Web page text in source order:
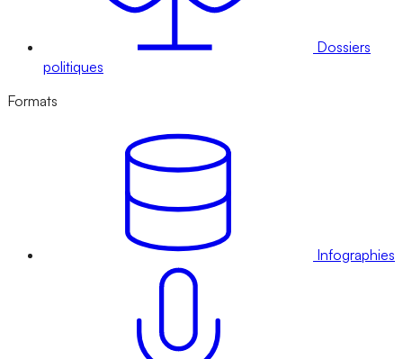
Dossiers
politiques
Formats
Infographies